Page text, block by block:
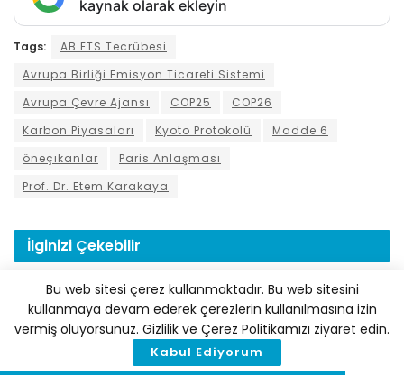
kaynak olarak ekleyin
Tags:
AB ETS Tecrübesi
Avrupa Birliği Emisyon Ticareti Sistemi
Avrupa Çevre Ajansı
COP25
COP26
Karbon Piyasaları
Kyoto Protokolü
Madde 6
öneçıkanlar
Paris Anlaşması
Prof. Dr. Etem Karakaya
İlginizi Çekebilir
Bu web sitesi çerez kullanmaktadır. Bu web sitesini
kullanmaya devam ederek çerezlerin kullanılmasına izin
vermiş oluyorsunuz. Gizlilik ve Çerez Politikamızı ziyaret edin.
Kabul Ediyorum